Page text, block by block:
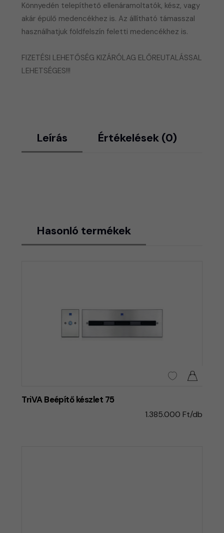
Könnyedén telepíthető ellenáramoltatók, kész, vagy
akár épülő medencékhez is. Az állítható támasszal
használhatjuk földfelszín feletti medencékhez is.
FIZETÉSI LEHETŐSÉG KIZÁRÓLAG ELŐREUTALÁSSAL
LEHETSÉGES!!!
Leírás Értékelések (0)
Hasonló termékek
TriVA Beépítő készlet 75
1.385.000 Ft/db